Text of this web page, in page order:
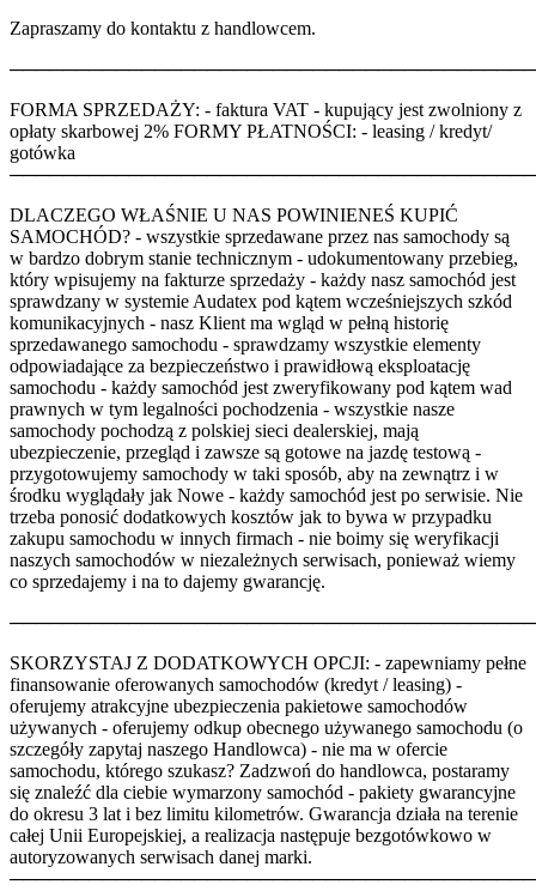
Zapraszamy do kontaktu z handlowcem.
FORMA SPRZEDAŻY: - faktura VAT - kupujący jest zwolniony z
opłaty skarbowej 2% FORMY PŁATNOŚCI: - leasing / kredyt/
gotówka
DLACZEGO WŁAŚNIE U NAS POWINIENEŚ KUPIĆ
SAMOCHÓD? - wszystkie sprzedawane przez nas samochody są
w bardzo dobrym stanie technicznym - udokumentowany przebieg,
który wpisujemy na fakturze sprzedaży - każdy nasz samochód jest
sprawdzany w systemie Audatex pod kątem wcześniejszych szkód
komunikacyjnych - nasz Klient ma wgląd w pełną historię
sprzedawanego samochodu - sprawdzamy wszystkie elementy
odpowiadające za bezpieczeństwo i prawidłową eksploatację
samochodu - każdy samochód jest zweryfikowany pod kątem wad
prawnych w tym legalności pochodzenia - wszystkie nasze
samochody pochodzą z polskiej sieci dealerskiej, mają
ubezpieczenie, przegląd i zawsze są gotowe na jazdę testową -
przygotowujemy samochody w taki sposób, aby na zewnątrz i w
środku wyglądały jak Nowe - każdy samochód jest po serwisie. Nie
trzeba ponosić dodatkowych kosztów jak to bywa w przypadku
zakupu samochodu w innych firmach - nie boimy się weryfikacji
naszych samochodów w niezależnych serwisach, ponieważ wiemy
co sprzedajemy i na to dajemy gwarancję.
SKORZYSTAJ Z DODATKOWYCH OPCJI: - zapewniamy pełne
finansowanie oferowanych samochodów (kredyt / leasing) -
oferujemy atrakcyjne ubezpieczenia pakietowe samochodów
używanych - oferujemy odkup obecnego używanego samochodu (o
szczegóły zapytaj naszego Handlowca) - nie ma w ofercie
samochodu, którego szukasz? Zadzwoń do handlowca, postaramy
się znaleźć dla ciebie wymarzony samochód - pakiety gwarancyjne
do okresu 3 lat i bez limitu kilometrów. Gwarancja działa na terenie
całej Unii Europejskiej, a realizacja następuje bezgotówkowo w
autoryzowanych serwisach danej marki.